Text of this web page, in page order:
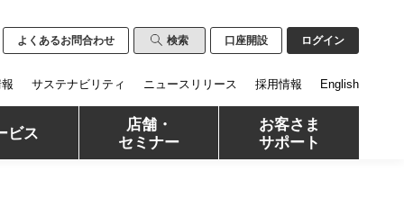
よくあるお問合わせ 検索 口座開設 ログイン
ビス
店舗・
セミナー
お客さま
サポート
サステナビリティ ニュースリリース 採用情報 English